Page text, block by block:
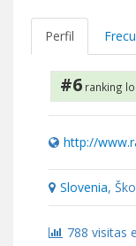
Perfil
#6 ranking
http://
Slovenia,
788 visitas